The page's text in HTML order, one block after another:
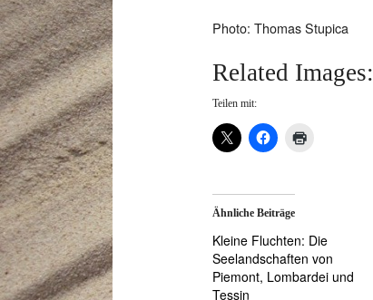
Photo: Thomas Stupica
Related Images:
Teilen mit:
Ähnliche Beiträge
Kleine Fluchten: Die
Seelandschaften von
Piemont, Lombardei und
Tessin